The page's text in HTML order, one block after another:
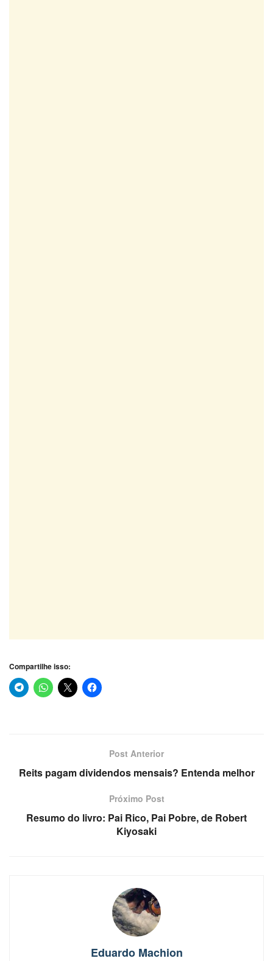
Compartilhe isso:
Post Anterior
Reits pagam dividendos mensais? Entenda melhor
Próximo Post
Resumo do livro: Pai Rico, Pai Pobre, de Robert
Kiyosaki​
Eduardo Machion